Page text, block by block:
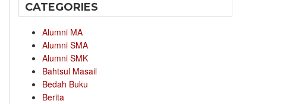
CATEGORIES
Alumni MA
Alumni SMA
Alumni SMK
Bahtsul Masail
Bedah Buku
Berita